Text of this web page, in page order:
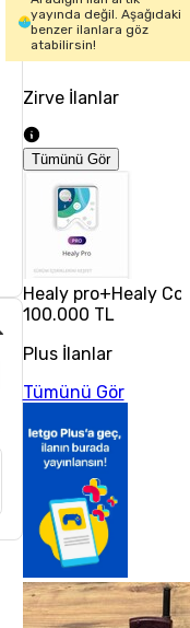
yayında değil. Aşağıdaki
benzer ilanlara göz
atabilirsin!
Zirve İlanlar
Tümünü Gör
Healy pro+Healy
100.000 TL
Plus İlanlar
Tümünü Gör